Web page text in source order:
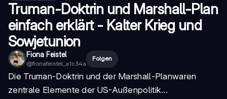
Truman-Doktrin und Marshall-Plan
einfach erklärt - Kalter Krieg und
Sowjetunion
Fiona Feistel
@fionafeistel_a1c34a
Folgen
Die Truman-Doktrin und der Marshall-Planwaren
zentrale Elemente der US-Außenpolitik...